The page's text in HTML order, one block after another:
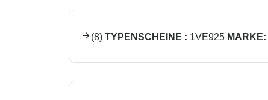
(8) TYPENSCHEINE : 1VE925 MARKE: